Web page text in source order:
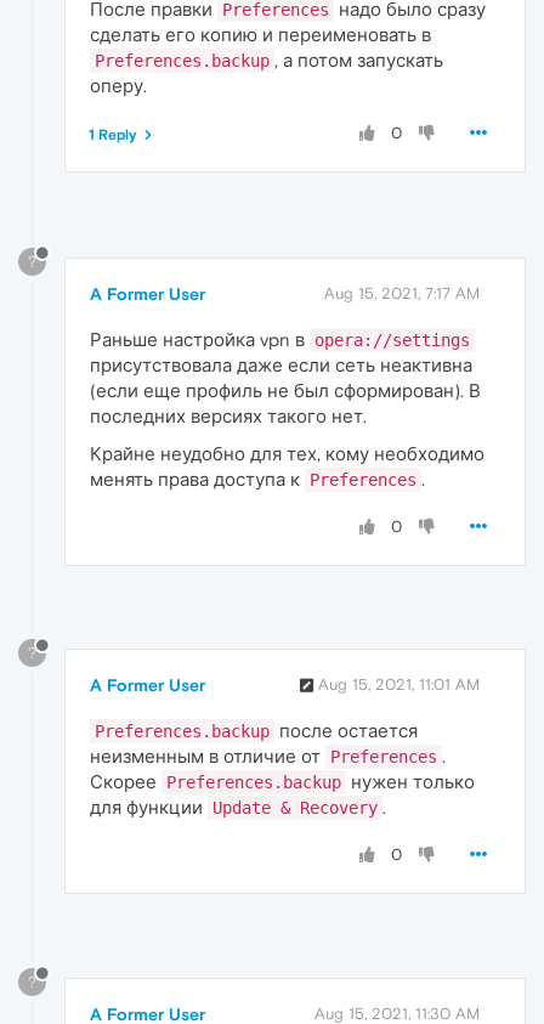
После правки Preferences
надо было сразу
сделать его копию и переименовать в
Preferences.backup , а потом запускать
оперу.
0
1 Reply
?
A Former User Aug 15, 2021, 7:17 AM
Раньше настройка vpn в opera://settings
присутствовала даже если сеть неактивна
(если еще профиль не был сформирован). В
последних версиях такого нет.
Крайне неудобно для тех, кому необходимо
менять права доступа к Preferences .
0
?
A Former User Aug 15, 2021, 11:01 AM
Preferences.backup после остается
неизменным в отличие от Preferences .
Скорее
Preferences.backup нужен только
для функции
Update & Recovery .
0
?
A Former User Aug 15, 2021, 11:30 AM